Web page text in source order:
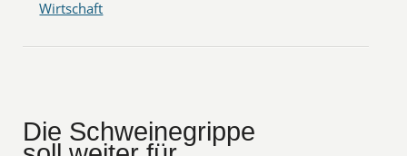
Wirtschaft
Die Schweinegrippe